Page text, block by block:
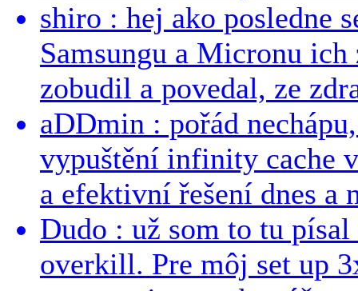
shiro : hej ako posledne
Samsungu a Micronu
zobudil a povedal, ze
aDDmin : pořád
vypuštění infinity cache
a efektivní řešení dnes a
Dudo : už som to tu
overkill. Pre môj set up